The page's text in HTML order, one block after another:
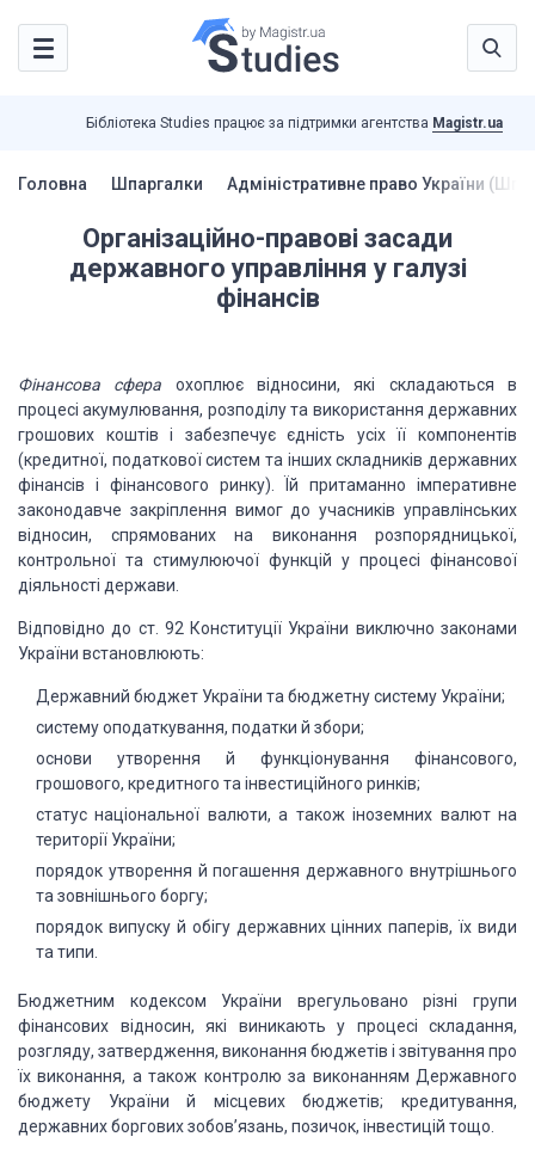
Бібліотека Studies працює за підтримки агентства Magistr.ua
Головна Шпаргалки Адміністративне право України
Організаційно-правові засади
державного управління у галузі
фінансів
Фінансова сфера охоплює відносини, які складаються в
процесі акумулювання, розподілу та використання державних
грошових коштів і забезпечує єдність усіх її компонентів
(кредитної, податкової систем та інших складників державних
фінансів і фінансового ринку). Їй притаманно імперативне
законодавче закріплення вимог до учасників управлінських
відносин, спрямованих на виконання розпорядницької,
контрольної та стимулюючої функцій у процесі фінансової
діяльності держави.
Відповідно до ст. 92 Конституції України виключно законами
України встановлюють:
Державний бюджет України та бюджетну систему України;
систему оподаткування, податки й збори;
основи утворення й функціонування фінансового,
грошового, кредитного та інвестиційного ринків;
статус національної валюти, а також іноземних валют на
території України;
порядок утворення й погашення державного внутрішнього
та зовнішнього боргу;
порядок випуску й обігу державних цінних паперів, їх види
та типи.
Бюджетним кодексом України врегульовано різні групи
фінансових відносин, які виникають у процесі складання,
розгляду, затвердження, виконання бюджетів і звітування про
їх виконання, а також контролю за виконанням Державного
бюджету України й місцевих бюджетів; кредитування,
державних боргових зобов’язань, позичок, інвестицій тощо.